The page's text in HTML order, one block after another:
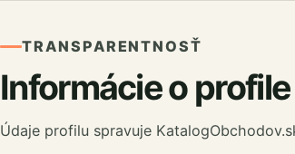
TRANSPARENTNOSŤ
Informácie o profile
Údaje profilu spravuje